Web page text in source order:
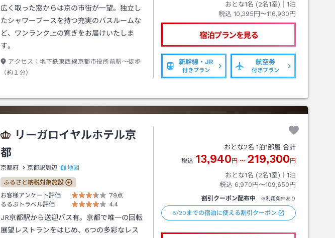
広く取った窓からは京の市街が一望。独立し
たシャワーブースを持つ充実のバスルームな
ど、ワンランク上の寛ぎをお届けいたしま
す。
アクセス： 地下鉄東西線京都市役所前駅～徒歩
（約１分）
おとな1名 (2名1室)｜ 1泊
税込 10,395円〜116,930円
宿泊プランを見る
新幹線・JR
付きプラン
航空券
付きプラン
リーガロイヤルホテル京
都
京都府 京都駅周辺 地図
ふるさと納税対象施設
お客様アンケート評価
79点
るるぶトラベル評価
4.4
JR京都駅から送迎バス有。京都で唯一の回転
展望レストランをはじめ、6つの多彩なレス
おとな2名 1泊1部屋 合計
税込 13,940 円 〜 219,300 円
おとな1名 (2名1室)｜ 1泊
税込 6,970円〜109,650円
割引クーポン配布中 ※利用条件あり
8/20までの宿泊に使える割引クーポン